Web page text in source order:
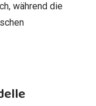
während die